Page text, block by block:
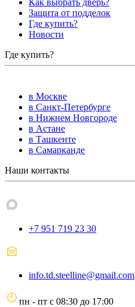
Как выбрать дверь?
Защита от подделок
Где купить?
Новости
Где купить?
в Москве
в Санкт-Петербурге
в Нижнем Новгороде
в Астане
в Ташкенте
в Самарканде
Наши контакты
+7 951 719 23 30
info.td.steelline@gmail.com
пн - пт с 08:30 до 17:00